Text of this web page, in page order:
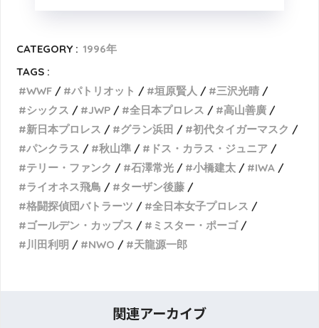
CATEGORY : 1996年
TAGS :
WWF
パトリオット 垣原賢人
三沢光晴
シックス
JWP 全日本プロレス
高山善廣
新日本プロレス
グラン浜田
初代タイガーマスク
パンクラス
秋山準
ドス・カラス・ジュニア
テリー・ファンク
石澤常光 小橋建太
IWA
ライオネス飛鳥
ターザン後藤
格闘探偵団バトラーツ
全日本女子プロレス
ゴールデン・カップス
ミスター・ポーゴ
川田利明
NWO 天龍源一郎
関連アーカイブ